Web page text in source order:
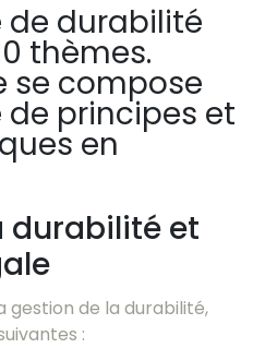
de durabilité
thèmes.
se compose
principes et
en
durabilité et
gestion de la durabilité,
: